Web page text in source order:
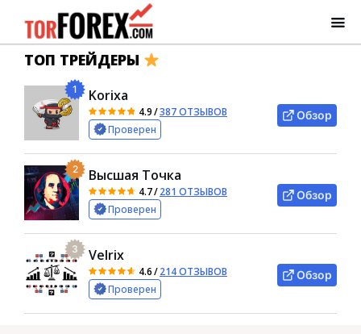
ТОП ТРЕЙДЕРЫ
1 Korixa
4.9/387 ОТЗЫВОВ
Проверен
Обзор
2 Высшая Точка
4.7/281 ОТЗЫВОВ
Проверен
Обзор
3 Velrix
4.6/214 ОТЗЫВОВ
Проверен
Обзор